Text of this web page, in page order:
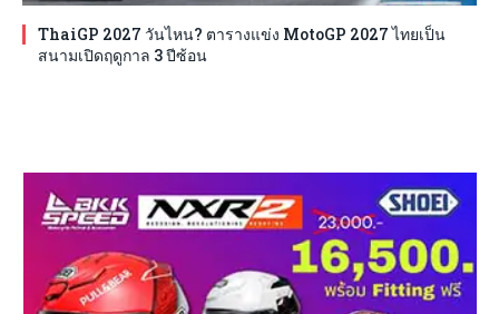
ThaiGP 2027 วันไหน? ตารางแข่ง MotoGP 2027 ไทยเป็น
สนามเปิดฤดูกาล 3 ปีซ้อน